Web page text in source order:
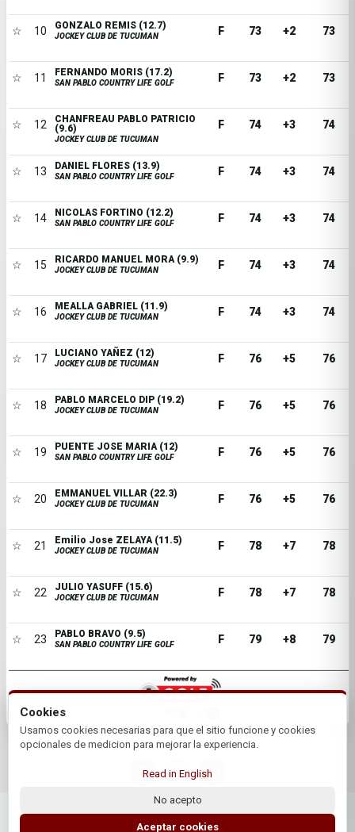
☆ 10 GONZALO REMIS (12.7)
JOCKEY CLUB DE TUCUMAN F 73 +2 73
☆ 11 FERNANDO MORIS (17.2)
SAN PABLO COUNTRY LIFE GOLF F 73 +2 73
☆ 12
CHANFREAU PABLO PATRICIO
(9.6)
JOCKEY CLUB DE TUCUMAN
F 74 +3 74
☆ 13 DANIEL FLORES (13.9)
SAN PABLO COUNTRY LIFE GOLF F 74 +3 74
☆ 14 NICOLAS FORTINO (12.2)
SAN PABLO COUNTRY LIFE GOLF F 74 +3 74
☆ 15 RICARDO MANUEL MORA (9.9)
JOCKEY CLUB DE TUCUMAN F 74 +3 74
☆ 16 MEALLA GABRIEL (11.9)
JOCKEY CLUB DE TUCUMAN F 74 +3 74
☆ 17 LUCIANO YAÑEZ (12)
JOCKEY CLUB DE TUCUMAN F 76 +5 76
☆ 18 PABLO MARCELO DIP (19.2)
JOCKEY CLUB DE TUCUMAN F 76 +5 76
☆ 19 PUENTE JOSE MARIA (12)
SAN PABLO COUNTRY LIFE GOLF F 76 +5 76
☆ 20 EMMANUEL VILLAR (22.3)
JOCKEY CLUB DE TUCUMAN F 76 +5 76
☆ 21 Emilio Jose ZELAYA (11.5)
JOCKEY CLUB DE TUCUMAN F 78 +7 78
☆ 22 JULIO YASUFF (15.6)
JOCKEY CLUB DE TUCUMAN F 78 +7 78
☆ 23 PABLO BRAVO (9.5)
SAN PABLO COUNTRY LIFE GOLF F 79 +8 79
© 2026 Jockey Club de Tucuman | by Plus+Golf
Website powered byPlus+Golf
Cookies
Usamos cookies necesarias para que el sitio funcione y cookies
opcionales de medicion para mejorar la experiencia.
Read in English
No acepto
Aceptar cookies